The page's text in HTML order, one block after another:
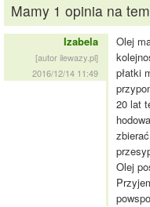
Mamy 1 opinia na
Izabela
[autor ilewazy.pl]
2016/12/14 11:49
Olej
płatki
20 lat
Olej